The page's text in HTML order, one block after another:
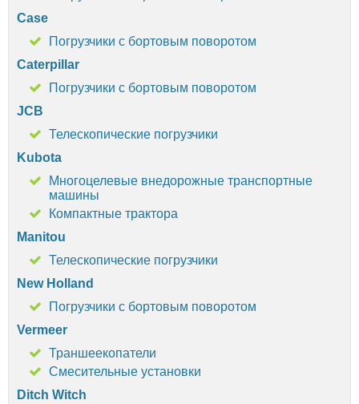
Case
Погрузчики с бортовым поворотом
Caterpillar
Погрузчики с бортовым поворотом
JCB
Телескопические погрузчики
Kubota
Многоцелевые внедорожные транспортные
машины
Компактные трактора
Manitou
Телескопические погрузчики
New Holland
Погрузчики с бортовым поворотом
Vermeer
Траншеекопатели
Смесительные установки
Ditch Witch